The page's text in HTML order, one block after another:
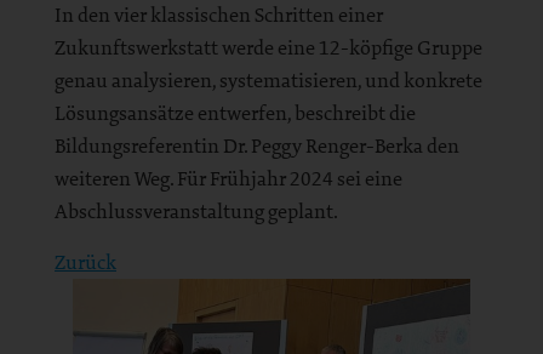
In den vier klassischen Schritten einer
Zukunftswerkstatt werde eine 12-köpfige Gruppe
genau analysieren, systematisieren, und konkrete
Lösungsansätze entwerfen, beschreibt die
Bildungsreferentin Dr. Peggy Renger-Berka den
weiteren Weg. Für Frühjahr 2024 sei eine
Abschlussveranstaltung geplant.
Zurück